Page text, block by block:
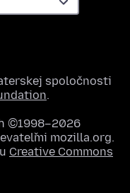
spoločnosti
.
©1998–2026
mozilla.org.
Creative Commons